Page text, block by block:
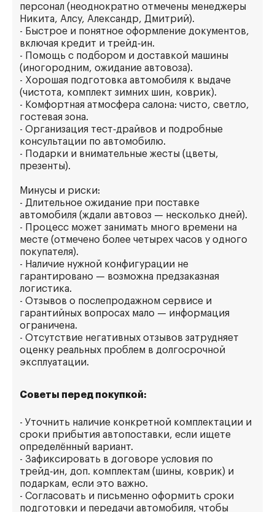
персонал (неоднократно отмечены менеджеры
Никита, Алсу, Александр, Дмитрий).
- Быстрое и понятное оформление документов,
включая кредит и трейд‑ин.
- Помощь с подбором и доставкой машины
(иногородним, ожидание автовоза).
- Хорошая подготовка автомобиля к выдаче
(чистота, комплект зимних шин, коврик).
- Комфортная атмосфера салона: чисто, светло,
гостевая зона.
- Организация тест‑драйвов и подробные
консультации по автомобилю.
- Подарки и внимательные жесты (цветы,
презенты).
Минусы и риски:
- Длительное ожидание при поставке
автомобиля (ждали автовоз — несколько дней).
- Процесс может занимать много времени на
месте (отмечено более четырех часов у одного
покупателя).
- Наличие нужной конфигурации не
гарантировано — возможна предзаказная
логистика.
- Отзывов о послепродажном сервисе и
гарантийных вопросах мало — информация
ограничена.
- Отсутствие негативных отзывов затрудняет
оценку реальных проблем в долгосрочной
эксплуатации.
Советы перед покупкой:
- Уточнить наличие конкретной комплектации и
сроки прибытия автопоставки, если ищете
определённый вариант.
- Зафиксировать в договоре условия по
трейд‑ин, доп. комплектам (шины, коврик) и
подаркам, если это важно.
- Согласовать и письменно оформить сроки
подготовки и передачи автомобиля, чтобы